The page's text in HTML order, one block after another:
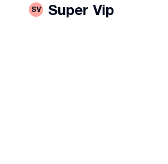
SV Super Vip